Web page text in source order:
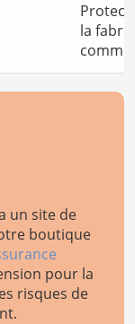
la
un site de
boutique
pour la
risques de